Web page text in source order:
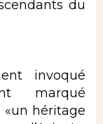
du
invoqué
marqué
«un héritage